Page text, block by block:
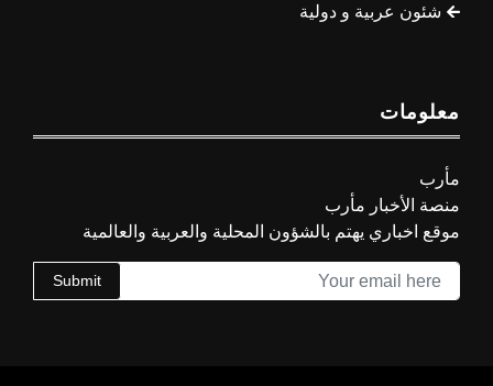
شئون عربية و دولية
معلومات
مأرب
منصة الأخبار مأرب
موقع اخباري يهتم بالشؤون المحلية والعربية والعالمية
Submit